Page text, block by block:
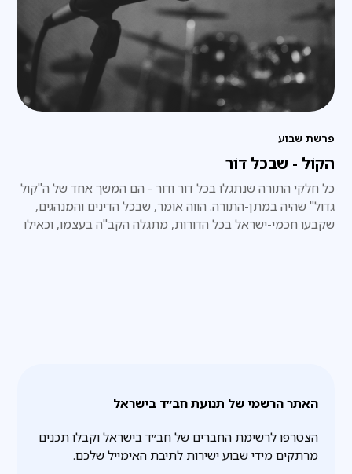
פרשת שבוע
הקוֹל - שבכל דוֹר
כל חלקי התורה שנתגלו בכל דור ודור - הם המשך אחד של ה"קול
גדול" שהיה במתן-התורה. הווה אומר, שבכל הדינים והמנהגים,
שקבעו חכמי-ישראל בכל הדורות, מתגלה הקב"ה בעצמו, וכאילו
האתר הרשמי של תנועת חב״ד בישראל
הצטרפו לרשימת החברים של חב״ד בישראל וקבלו תכנים
מרתקים מידי שבוע ישירות לתיבת האימייל שלכם.